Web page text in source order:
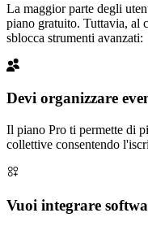
La maggior parte degli
piano gratuito. Tuttavia, al
sblocca strumenti avanzati:
Devi organizzare
Il piano Pro ti permette di
collettive consentendo
Vuoi integrare